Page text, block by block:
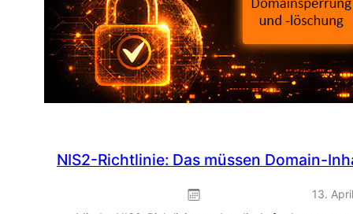
NIS2-Richtlinie: Das müssen Domain-
13.